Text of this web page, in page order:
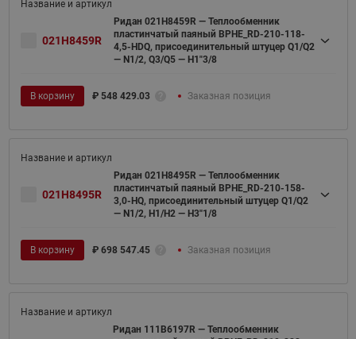
021H8459R
Ридан 021H8459R — Теплообменник
пластинчатый паяный BPHE_RD-210-118-
4,5-HDQ, присоединительный штуцер Q1/Q2
— N1/2, Q3/Q5 — H1"3/8
В корзину ₽ 548 429.03 Заказная позиция
021H8495R
Ридан 021H8495R — Теплообменник
пластинчатый паяный BPHE_RD-210-158-
3,0-HQ, присоединительный штуцер Q1/Q2
— N1/2, H1/H2 — H3''1/8
В корзину ₽ 698 547.45 Заказная позиция
Ридан 111B6197R — Теплообменник